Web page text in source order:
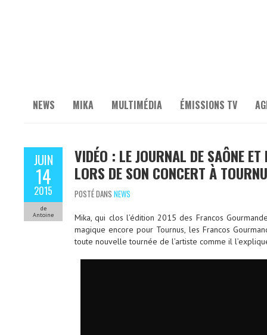
NEWS MIKA MULTIMÉDIA ÉMISSIONS TV
JUIN
14
2015
de
Antoine
VIDÉO : LE JOURNAL DE SAÔNE
LORS DE SON CONCERT À
POSTÉ DANS NEWS
Mika, qui clos l’édition 2015 des Francos
magique encore pour Tournus, les Francos
toute nouvelle tournée de l’artiste comme il